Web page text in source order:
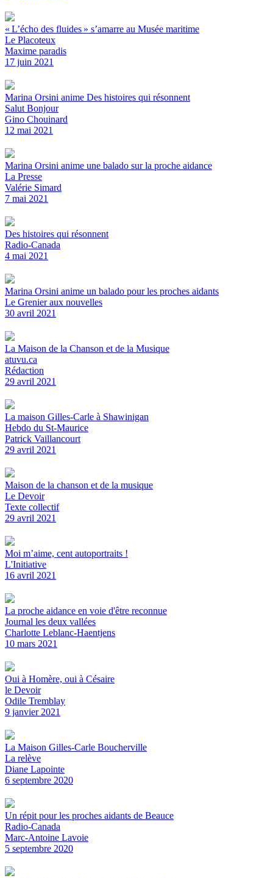
« L’écho des fluides » s’amarre au Musée maritime
Le Placoteux
Maxime paradis
17 juin 2021
Marina Orsini anime Des histoires qui résonnent
Salut Bonjour
Gino Chouinard
12 mai 2021
Marina Orsini anime une balado sur la proche aidance
La Presse
Valérie Simard
7 mai 2021
Des histoires qui résonnent
Radio-Canada
4 mai 2021
Marina Orsini anime un balado pour les proches aidants
Le Grenier aux nouvelles
30 avril 2021
La Maison de la Chanson et de la Musique
atuvu.ca
Rédaction
29 avril 2021
La maison Gilles-Carle à Shawinigan
Hebdo du St-Maurice
Patrick Vaillancourt
29 avril 2021
Maison de la chanson et de la musique
Le Devoir
Texte collectif
29 avril 2021
Moi m’aime, cent autoportraits !
L'Initiative
16 avril 2021
La proche aidance en voie d'être reconnue
Journal les deux vallées
Charlotte Leblanc-Haentjens
10 mars 2021
Oui à Homère, oui à Césaire
le Devoir
Odile Tremblay
9 janvier 2021
La Maison Gilles-Carle Boucherville
La relève
Diane Lapointe
6 septembre 2020
Un répit pour les proches aidants de Beauce
Radio-Canada
Marc-Antoine Lavoie
5 septembre 2020